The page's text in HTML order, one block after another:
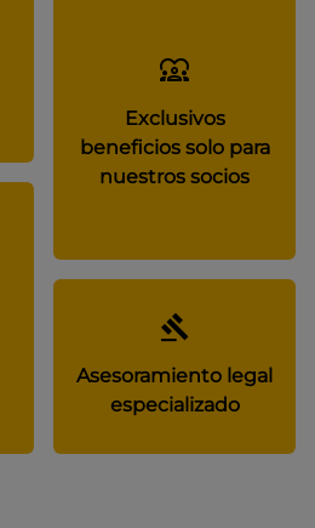
Exclusivos
beneficios solo para
nuestros socios
Asesoramiento legal
especializado